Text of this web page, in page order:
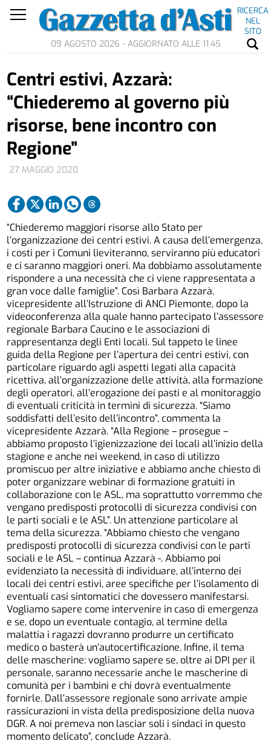
RICERCA
NEL
SITO
09 AGOSTO 2026 - AGGIORNATO ALLE 11.45
27 MAGGIO 2020
Centri estivi, Azzarà:
“Chiederemo al governo più
risorse, bene incontro con
Regione”
“Chiederemo maggiori risorse allo Stato per
l’organizzazione dei centri estivi. A causa dell’emergenza,
i costi per i Comuni lieviteranno, serviranno più educatori
e ci saranno maggiori oneri. Ma dobbiamo assolutamente
rispondere a una necessità che ci viene rappresentata a
gran voce dalle famiglie”. Così Barbara Azzarà,
vicepresidente all’Istruzione di ANCI Piemonte, dopo la
videoconferenza alla quale hanno partecipato l’assessore
regionale Barbara Caucino e le associazioni di
rappresentanza degli Enti locali. Sul tappeto le linee
guida della Regione per l’apertura dei centri estivi, con
particolare riguardo agli aspetti legati alla capacità
ricettiva, all’organizzazione delle attività, alla formazione
degli operatori, all’erogazione dei pasti e al monitoraggio
di eventuali criticità in termini di sicurezza. “Siamo
soddisfatti dell’esito dell’incontro”, commenta la
vicepresidente Azzarà. “Alla Regione – prosegue –
abbiamo proposto l’igienizzazione dei locali all’inizio della
stagione e anche nei weekend, in caso di utilizzo
promiscuo per altre iniziative e abbiamo anche chiesto di
poter organizzare webinar di formazione gratuiti in
collaborazione con le ASL, ma soprattutto vorremmo che
vengano predisposti protocolli di sicurezza condivisi con
le parti sociali e le ASL”. Un attenzione particolare al
tema della sicurezza. “Abbiamo chiesto che vengano
predisposti protocolli di sicurezza condivisi con le parti
sociali e le ASL – continua Azzarà -. Abbiamo poi
evidenziato la necessità di individuare, all’interno dei
locali dei centri estivi, aree specifiche per l’isolamento di
eventuali casi sintomatici che dovessero manifestarsi.
Vogliamo sapere come intervenire in caso di emergenza
e se, dopo un eventuale contagio, al termine della
malattia i ragazzi dovranno produrre un certificato
medico o basterà un’autocertificazione. Infine, il tema
delle mascherine: vogliamo sapere se, oltre ai DPI per il
personale, saranno necessarie anche le mascherine di
comunità per i bambini e chi dovrà eventualmente
fornirle. Dall’assessore regionale sono arrivate ampie
rassicurazioni in vista della predisposizione della nuova
DGR. A noi premeva non lasciar soli i sindaci in questo
momento delicato”, conclude Azzarà.